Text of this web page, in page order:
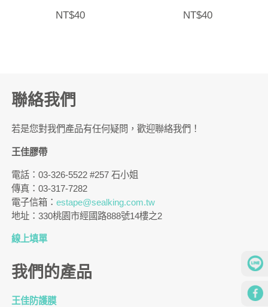
NT$40 NT$40
聯絡我們
若是您對我們產品有任何疑問，歡迎聯絡我們！
王佳膠帶
電話：03-326-5522 #257 石小姐
傳真：03-317-7282
電子信箱：estape@sealking.com.tw
地址：330桃園市經國路888號14樓之2
線上填單
我們的產品
王佳防護膜